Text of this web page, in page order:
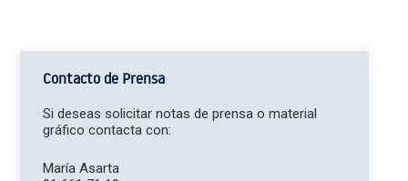
Contacto de Prensa
Si deseas solicitar notas de prensa o material
gráfico contacta con:
María Asarta